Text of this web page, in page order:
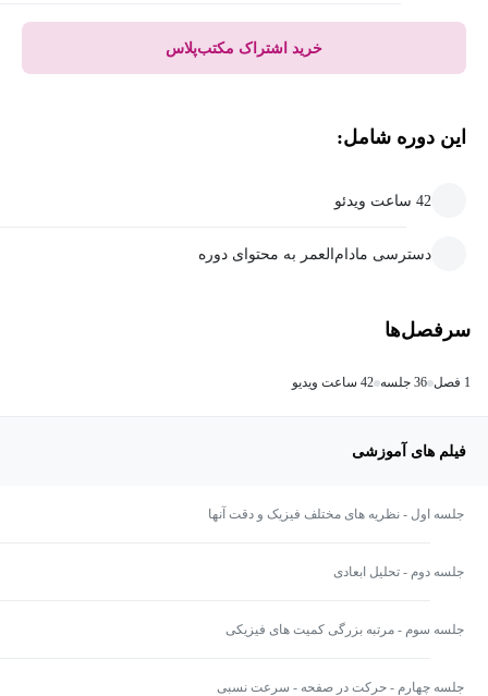
خرید اشتراک مکتب‌پلاس
این دوره شامل:
42 ساعت ویدئو
دسترسی مادام‌العمر به محتوای دوره
سرفصل‌ها
1 فصل 36 جلسه 42 ساعت ویدیو
فیلم های آموزشی
جلسه اول - نظریه های مختلف فیزیک و دقت آنها
جلسه دوم - تحلیل ابعادی
جلسه سوم - مرتبه بزرگی کمیت های فیزیکی
جلسه چهارم - حرکت در صفحه - سرعت نسبی